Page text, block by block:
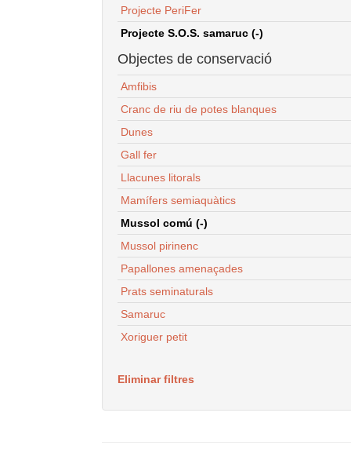
Projecte PeriFer
Projecte S.O.S. samaruc (-)
Objectes de conservació
Amfibis
Cranc de riu de potes blanques
Dunes
Gall fer
Llacunes litorals
Mamífers semiaquàtics
Mussol comú (-)
Mussol pirinenc
Papallones amenaçades
Prats seminaturals
Samaruc
Xoriguer petit
Eliminar filtres